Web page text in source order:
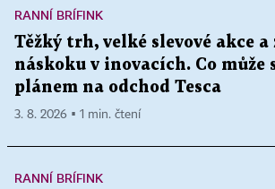
RANNÍ BRÍFINK
Těžký trh, velké slevové akce
náskoku v inovacích. Co může
plánem na odchod Tesca
3. 8. 2026 ▪ 1 min. čtení
RANNÍ BRÍFINK